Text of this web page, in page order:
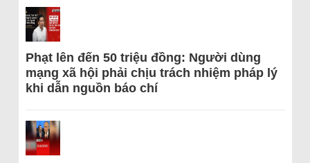
Phạt lên đến 50 triệu đồng: Người dùng
mạng xã hội phải chịu trách nhiệm pháp lý
khi dẫn nguồn báo chí